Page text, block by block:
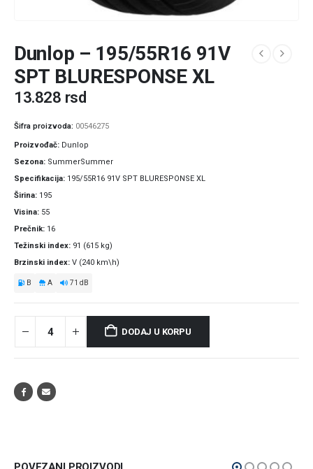
Dunlop – 195/55R16 91V
SPT BLURESPONSE XL
13.828 rsd
Šifra proizvoda: 00546275
Proizvođač
Dunlop
Sezona SummerSummer
Specifikacija 195/55R16 91V SPT BLURESPONSE XL
Širina 195
Visina 55
Prečnik 16
Težinski index 91 (615 kg)
Brzinski index V (240 km\h)
B A 71 dB
DODAJ U KORPU